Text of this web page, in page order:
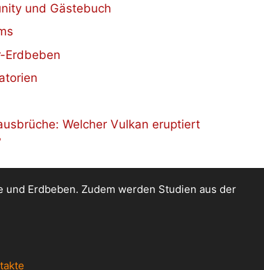
und Gästebuch
Erdbeben
Welcher Vulkan eruptiert
Erdbeben. Zudem werden Studien aus der